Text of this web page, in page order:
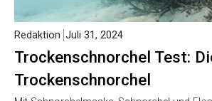
Trockenschnorchel Test:
Trockenschnorchel
Redaktion Juli 31, 2024